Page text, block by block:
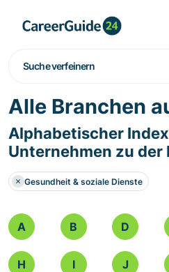
Suche verfeinern
Alle Branchen
Alphabetischer
Unternehmen zu der
Gesundheit & soziale Dienste
A B D
H I J